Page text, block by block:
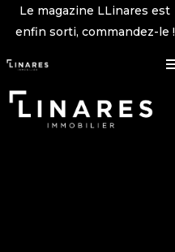
Le magazine LLinares est
enfin sorti, commandez-le !